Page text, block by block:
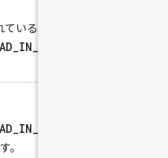
いる拡張機能のバージョン。ア
。